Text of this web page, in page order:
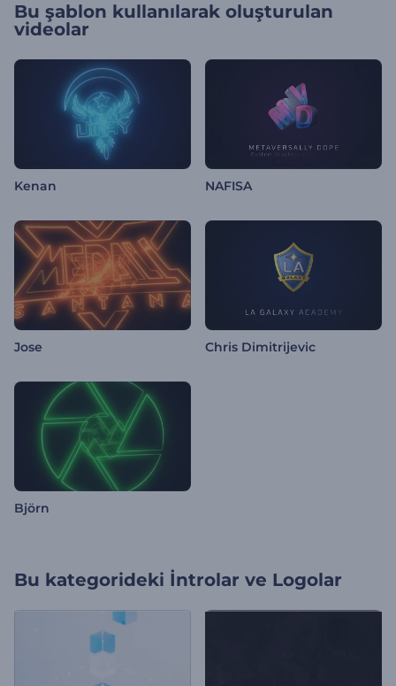
Bu şablon kullanılarak oluşturulan
videolar
Kenan NAFISA
Jose Chris Dimitrijevic
Björn
Bu kategorideki İntrolar ve Logolar